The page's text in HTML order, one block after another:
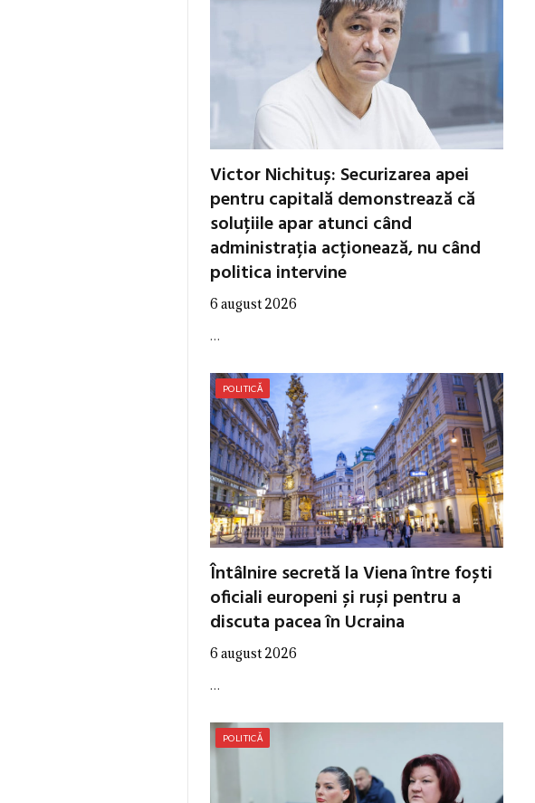
Victor Nichituș: Securizarea apei
pentru capitală demonstrează că
soluțiile apar atunci când
administrația acționează, nu când
politica intervine
6 august 2026
…
POLITICĂ
Întâlnire secretă la Viena între foști
oficiali europeni și ruși pentru a
discuta pacea în Ucraina
6 august 2026
…
POLITICĂ